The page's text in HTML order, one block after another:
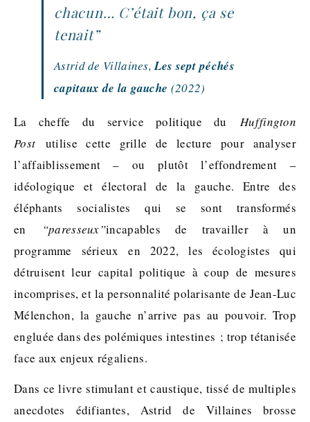
chacun… C’était bon, ça se
tenait”
Astrid de Villaines,Les sept péchés
capitaux de la gauche (2022)
La cheffe du service politique du Huffington
Post utilise cette grille de lecture pour analyser
l’affaiblissement – ou plutôt l’effondrement –
idéologique et électoral de la gauche. Entre des
éléphants socialistes qui se sont transformés
en “paresseux”incapables de travailler à un
programme sérieux en 2022, les écologistes qui
détruisent leur capital politique à coup de mesures
incomprises, et la personnalité polarisante de Jean-Luc
Mélenchon, la gauche n’arrive pas au pouvoir. Trop
engluée dans des polémiques intestines ; trop tétanisée
face aux enjeux régaliens.
Dans ce livre stimulant et caustique, tissé de multiples
anecdotes édifiantes, Astrid de Villaines brosse